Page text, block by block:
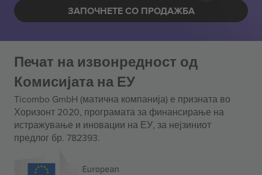
ЗАПОЧНЕТЕ СО ПРОДАЖБА
Печат на извонредност од
Комисијата на ЕУ
Ticombo GmbH (матична компанија) е призната во
Хоризонт 2020, програмата за финансирање на
истражување и иновации на ЕУ, за нејзиниот
предлог бр. 782393.